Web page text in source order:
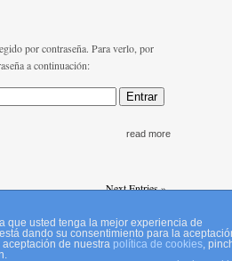
por contraseña. Para verlo, por
a continuación:
read more
Next Entries »
Themes| Powered byWordpress
que usted tenga la mejor experiencia de
dando su consentimiento para la
de nuestra política de cookies,